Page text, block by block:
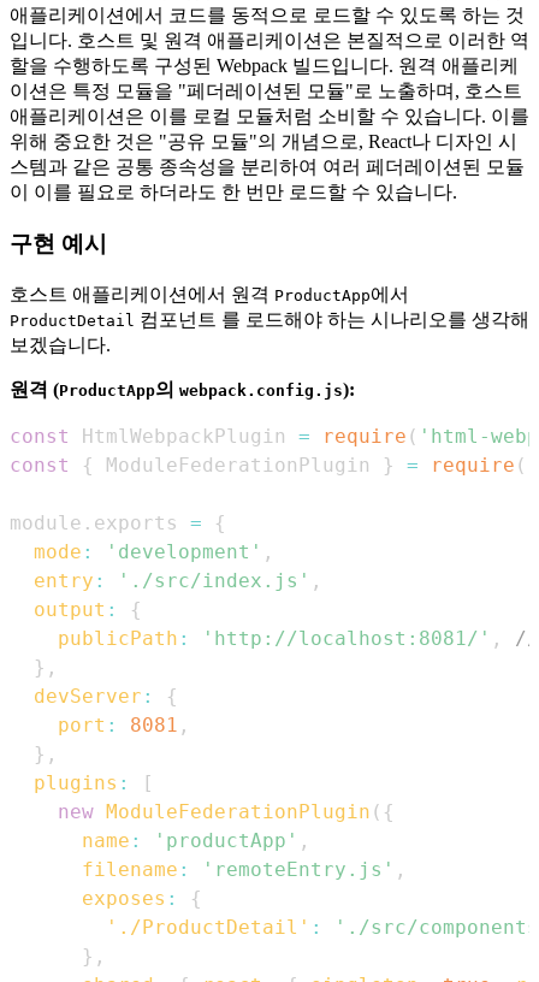
애플리케이션에서 코드를 동적으로 로드할 수 있도록 하는 것
입니다. 호스트 및 원격 애플리케이션은 본질적으로 이러한 역
할을 수행하도록 구성된 Webpack 빌드입니다. 원격 애플리케
이션은 특정 모듈을 "페더레이션된 모듈"로 노출하며, 호스트
애플리케이션은 이를 로컬 모듈처럼 소비할 수 있습니다. 이를
위해 중요한 것은 "공유 모듈"의 개념으로, React나 디자인 시
스템과 같은 공통 종속성을 분리하여 여러 페더레이션된 모듈
이 이를 필요로 하더라도 한 번만 로드할 수 있습니다.
구현 예시
호스트 애플리케이션에서 원격 ProductApp에서
ProductDetail 컴포넌트 를 로드해야 하는 시나리오를 생각해
보겠습니다.
원격 (ProductApp의 webpack.config.js):
const HtmlWebpackPlugin = require ( 'html-
const
{ ModuleFederationPlugin } = require (
module . exports =
{
mode : 'development' ,
entry : './src/index.js' ,
output :
{
publicPath : 'http://localhost:8081/' ,
//
} ,
devServer :
{
port : 8081 ,
} ,
plugins :
[
new ModuleFederationPlugin ( {
name : 'productApp' ,
filename : 'remoteEntry.js' ,
exposes :
{
'./ProductDetail' :
'./src/
} ,